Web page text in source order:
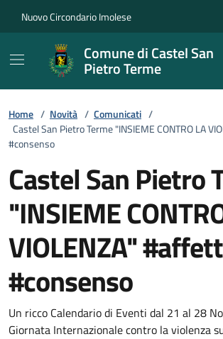
Nuovo Circondario Imolese
Comune di Castel San
Pietro Terme
Home / Novità / Comunicati /
Castel San Pietro Terme "INSIEME CONTRO LA
#consenso
Castel San Pietro
"INSIEME
VIOLENZA"
#consenso
Dettagli della notizia
Un ricco Calendario di Eventi dal 21 al 28
Giornata Internazionale contro la violenza